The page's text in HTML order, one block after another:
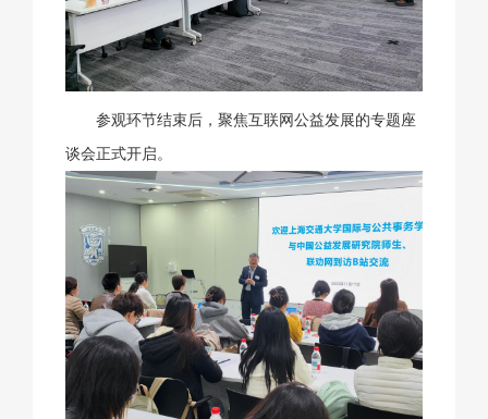
参观环节结束后，聚焦互联网公益发展的专题座
谈会正式开启。